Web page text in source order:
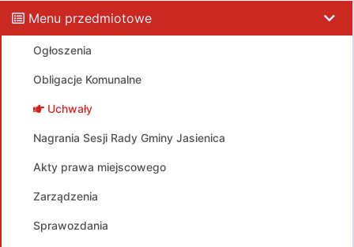
Menu przedmiotowe
Ogłoszenia
Obligacje Komunalne
Uchwały
Nagrania Sesji Rady Gminy Jasienica
Akty prawa miejscowego
Zarządzenia
Sprawozdania